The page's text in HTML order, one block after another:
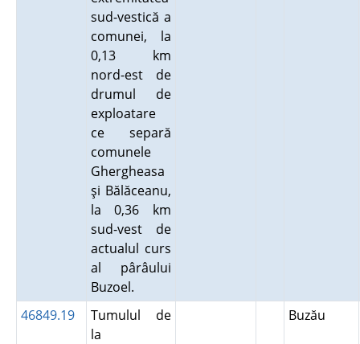
sud-vestică a
comunei, la
0,13 km
nord-est de
drumul de
exploatare
ce separă
comunele
Ghergheasa
şi Bălăceanu,
la 0,36 km
sud-vest de
actualul curs
al pârâului
Buzoel.
46849.19
Tumulul de
la
Buzău